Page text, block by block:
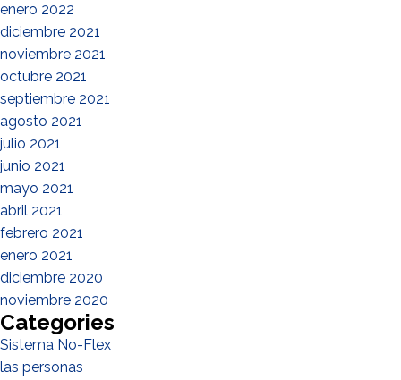
enero 2022
diciembre 2021
noviembre 2021
octubre 2021
septiembre 2021
agosto 2021
julio 2021
junio 2021
mayo 2021
abril 2021
febrero 2021
enero 2021
diciembre 2020
noviembre 2020
Categories
Sistema No-Flex
las personas